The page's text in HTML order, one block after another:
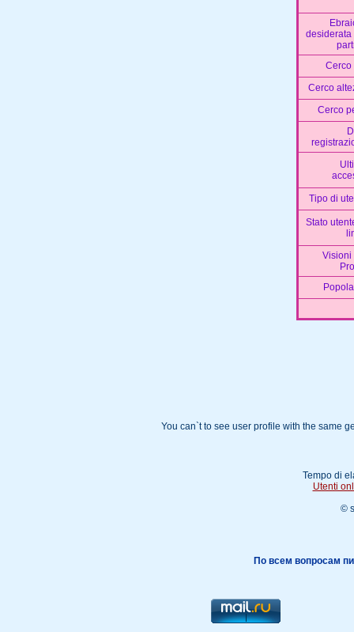
desiderata
Cerco
Cerco
Cerco
Tipo di
Stato
Visioni
You can`t to see user profile with the same
Tempo di
Utenti
©
По всем вопросам